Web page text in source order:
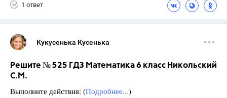
1 ответ
Кукусенька Кусенька
Решите № 525 ГДЗ Математика 6 класс Никольский
С.М.
Выполните действия: (Подробнее...)